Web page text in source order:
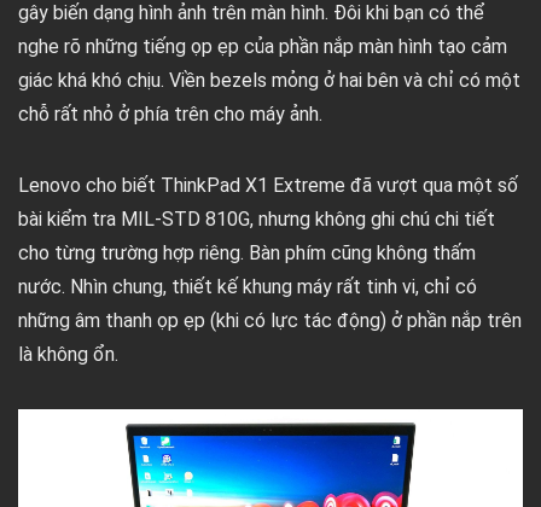
gây biến dạng hình ảnh trên màn hình. Đôi khi bạn có thể
nghe rõ những tiếng ọp ẹp của phần nắp màn hình tạo cảm
giác khá khó chịu. Viền bezels mỏng ở hai bên và chỉ có một
chỗ rất nhỏ ở phía trên cho máy ảnh.
Lenovo cho biết ThinkPad X1 Extreme đã vượt qua một số
bài kiểm tra MIL-STD 810G, nhưng không ghi chú chi tiết
cho từng trường hợp riêng. Bàn phím cũng không thấm
nước. Nhìn chung, thiết kế khung máy rất tinh vi, chỉ có
những âm thanh ọp ẹp (khi có lực tác động) ở phần nắp trên
là không ổn.